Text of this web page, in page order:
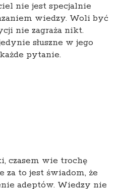
nie jest specjalnie
wiedzy. Woli być
nie zagraża nikt.
słuszne w jego
pytanie.
czasem wie trochę
za to jest świadom, że
adeptów. Wiedzy nie